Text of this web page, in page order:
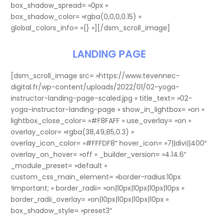
box_shadow_spread= »0px »
box_shadow_color= »rgba(0,0,0,0.15) »
global_colors_info= »{} »][/dsm_scroll_image]
LANDING PAGE
[dsm_scroll_image src= »https://www.tevennec-
digital.fr/wp-content/uploads/2022/01/02-yoga-
instructor-landing-page-scaled.jpg » title_text= »02-
yoga-instructor-landing-page » show_in_lightbox= »on »
lightbox_close_color= »#F8FAFF » use_overlay= »on »
overlay_color= »rgba(38,49,85,0.3) »
overlay_icon_color= »#FFFDF8″ hover_icon= »7||divi||400″
overlay_on_hover= »off » _builder_version= »4.14.6″
_module_preset= »default »
custom_css_main_element= »border-radius:10px
!important; » border_radii= »on|10px|10px|10px|10px »
border_radii_overlay= »on|10px|10px|10px|10px »
box_shadow_style= »preset3″